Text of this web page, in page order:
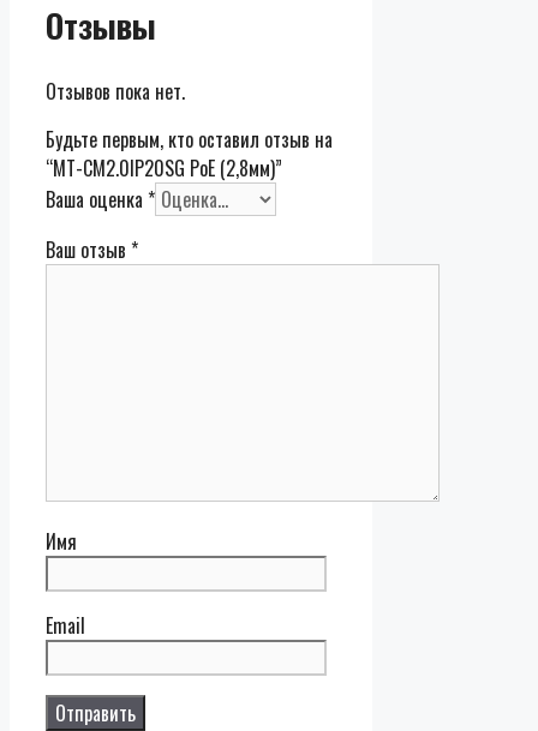
Отзывы
Отзывов пока нет.
Будьте первым, кто оставил отзыв на
“MT-CM2.0IP20SG PoE (2,8мм)”
Ваша оценка *
Ваш отзыв *
Имя
Email